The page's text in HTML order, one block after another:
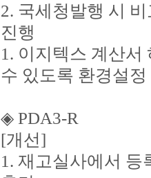
2. 국세청발행 시
진행
1. 이지텍스 계산
수 있도록 환경설
◈ PDA3-R
[개선]
1. 재고실사에서